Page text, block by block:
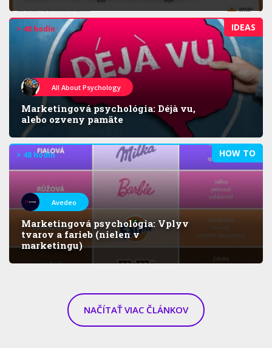
IDEAS
> 48 hodín
All About Psychology
Marketingová psychológia: Déjà vu,
alebo ozveny pamäte
HOW TO
> 48 hodín
Avedeo
Marketingová psychológia: Vplyv
tvarov a farieb (nielen v
marketingu)
NAČÍTAŤ VIAC ČLÁNKOV